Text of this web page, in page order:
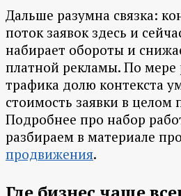
Дальше разумна связка:
поток заявок здесь и
набирает обороты и
платной рекламы. По мере
трафика долю контекста
стоимость заявки в целом
Подробнее про набор
разбираем в материале
продвижения.